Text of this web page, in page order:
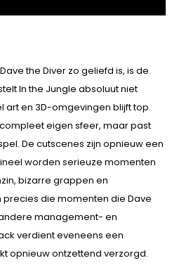
the Diver zo geliefd is, is de
In the Jungle absoluut niet
art en 3D-omgevingen blijft top.
eigen sfeer, maar past
De cutscenes zijn opnieuw een
worden serieuze momenten
bizarre grappen en
precies die momenten die Dave
management- en
verdient eveneens een
opnieuw ontzettend verzorgd.